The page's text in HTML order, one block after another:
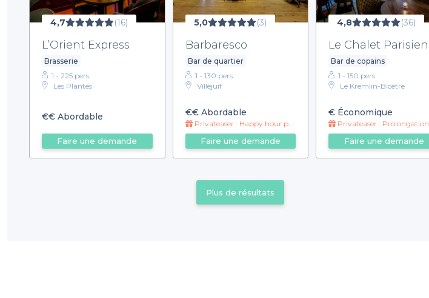
4,7 (16)
L’Orient Express
Brasserie
1 - 225 pers.
Les Plantes
€€ Abordable
Faire une demande
5,0 (3)
Barbaresco
Bar de quartier
1 - 130 pers.
Villejuif
€€Abordable
Privateaser : Happy hour prolongé jusqu'à 21h
Faire une demande
4,8 (36)
Le Chalet Parisien
Bar de copains
1 - 150 pers.
Le Kremlin-Bicêtre
€ Économique
Privateaser : Prolongation Happy Hour jusqu'à 23h30 !
Faire une demande
Plus de résultats